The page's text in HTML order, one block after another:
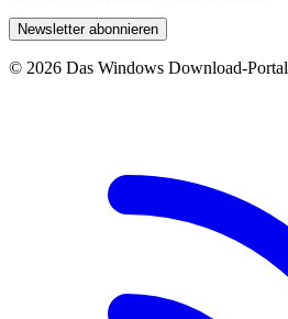
Newsletter abonnieren
© 2026 Das Windows Download-Portal